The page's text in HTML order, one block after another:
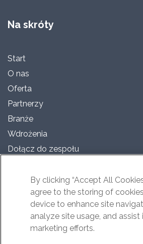
Na skróty
Start
O nas
Oferta
Partnerzy
Branże
Wdrożenia
Dołącz do zespołu
Polityka prywatności
Polityka Cookies
RODO
Akt o Usługach Cyfrowych
By clicking “Accept All
agree to the storing of
device to enhance site
analyze site usage, and assist
marketing efforts.